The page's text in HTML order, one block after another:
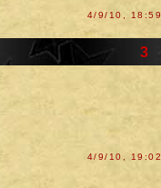
4/9/10, 18:59
3
4/9/10, 19:02